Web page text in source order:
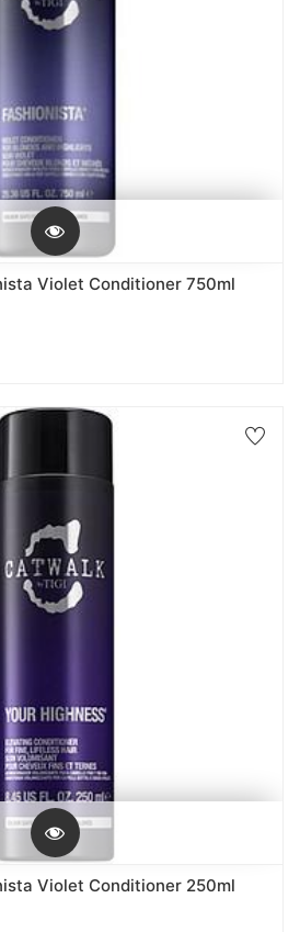
Violet Conditioner 750ml
Violet Conditioner 250ml